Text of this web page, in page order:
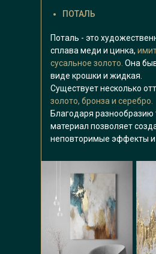
ПОТАЛЬ
Поталь - это
сплава меди и цинка,
сусальное золото. Она
виде крошки и жидкая.
Существует несколько
золото, бронза и серебро.
Благодаря разнообразию
материал позволяет
неповторимые эффекты и